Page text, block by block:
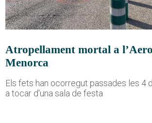
Atropellament mortal a
Menorca
Els fets han ocorregut passades les 4
a tocar d'una sala de festa